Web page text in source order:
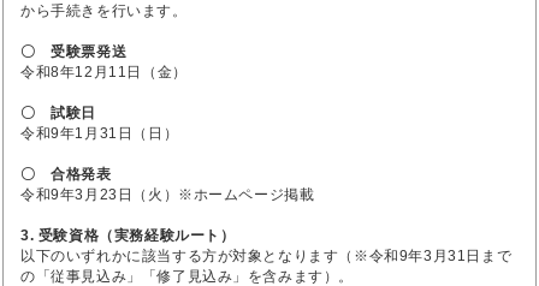
から手続きを行います。
〇 受験票発送
令和8年12月11日（金）
〇 試験日
令和9年1月31日（日）
〇 合格発表
令和9年3月23日（火）※ホームページ掲載
3. 受験資格（実務経験ルート）
以下のいずれかに該当する方が対象となります（※令和9年3月31日まで
の「従事見込み」「修了見込み」を含みます）。